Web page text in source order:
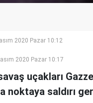
2020 Pazar 10:12
2020 Pazar 10:17
uçakları
noktaya saldırı